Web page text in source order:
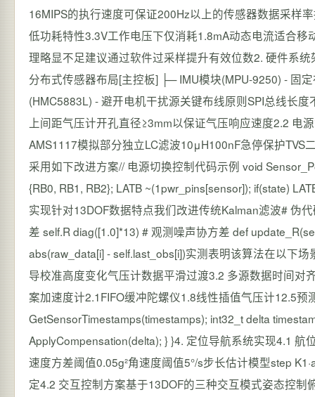
16MIPS的执行速度可保证200Hz以上的传感器数据采样
低功耗特性3.3V工作电压下仅消耗1.8mA动态电流适合
理略显不足建议通过软件过采样提升有效位数2. 硬件系
分布式传感器布局[主控板] ├─ IMU模块(MPU-9250) - 固
(HMC5883L) - 避开电机干扰源关键布线原则SPI总线长
上间距气压计开孔直径≥3mm以保证气压响应速度2.2 电
AMS1117模拟部分独立LC滤波10μH100nF急停保护
采用如下改进方案// 电源切换控制代码示例 void
{RB0, RB1, RB2}; LATB ~(1pwr_pins[sensor]); if(state)
实现针对13DOF数据特点我们改进传统Kalman滤波# 伪
差 self.R diag([1.0]*13) # 观测噪声协方差 def
abs(raw_data[i] - self.last_obs[i])实测表明该算法在以下
导校准高度变化气压计数据平滑过渡3.2 多源数据时间
案加速度计2.1FIFO缓冲陀螺仪1.8线性插值气压计12.5
GetSensorTimestamps(timestamps); int32_t delta
ApplyCompensation(delta); } }4. 定位导航系统实现4.1
速度方差阈值0.05g²角速度阈值5°/s步长估计模型step
定4.2 交互控制方案基于13DOF的三种交互模式姿态控